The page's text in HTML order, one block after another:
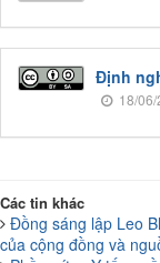
Định
18/06/
Các tin khác
Đồng sáng lập Leo
của cộng đồng và